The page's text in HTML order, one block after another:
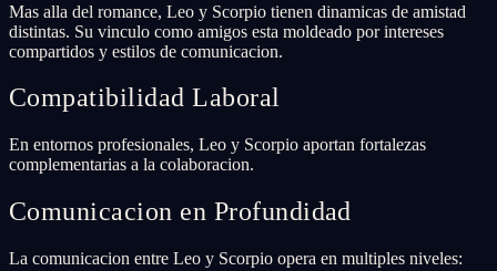
Mas alla del romance, Leo y Scorpio tienen dinamicas de amistad
distintas. Su vinculo como amigos esta moldeado por intereses
compartidos y estilos de comunicacion.
Compatibilidad Laboral
En entornos profesionales, Leo y Scorpio aportan fortalezas
complementarias a la colaboracion.
Comunicacion en Profundidad
La comunicacion entre Leo y Scorpio opera en multiples niveles: